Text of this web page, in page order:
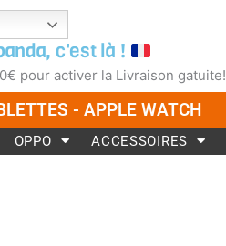
c'est là !
€ pour activer la Livraison gatuite!
- APPLE WATCH
OPPO ACCESSOIRES